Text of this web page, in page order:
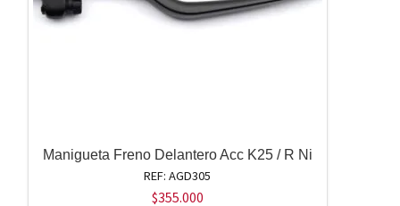
Manigueta Freno Delantero Acc K25 / R Ni
REF: AGD305
$355.000